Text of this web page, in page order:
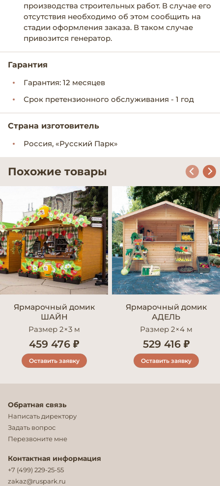
производства строительных работ. В случае его
отсутствия необходимо об этом сообщить на
стадии оформления заказа. В таком случае
привозится генератор.
Гарантия
Гарантия: 12 месяцев
Срок претензионного обслуживания - 1 год
Страна изготовитель
Россия, «Русский Парк»
Похожие товары
Ярмарочный домик
ШАЙН
Размер 2×3 м
459 476 ₽
Оставить заявку
Ярмарочный домик
АДЕЛЬ
Размер 2×4 м
529 416 ₽
Оставить заявку
Обратная связь
Написать директору
Задать вопрос
Перезвоните мне
Контактная информация
+7 (499) 229-25-55
zakaz@ruspark.ru